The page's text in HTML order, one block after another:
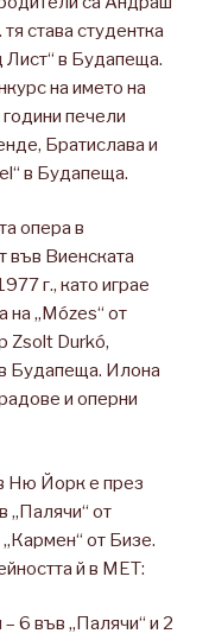
става студентка
в Будапеща.
на името на
печели
Братислава и
в Будапеща.
опера в
във Виенската
г., като играе
на „Mózes“ от
Zsolt Durkó,
Будапеща. Илона
и оперни
Ню Йорк е през
„Палячи“ от
от Бизе.
й в МЕТ:
6 във „Палячи“ и 2